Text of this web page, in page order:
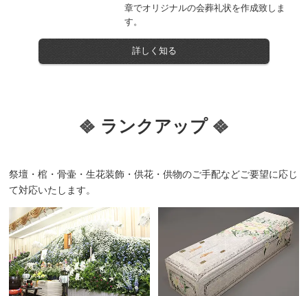
章でオリジナルの会葬礼状を作成致しま
す。
詳しく知る
ランクアップ
祭壇・棺・骨壷・生花装飾・供花・供物のご手配などご要望に応じ
て対応いたします。